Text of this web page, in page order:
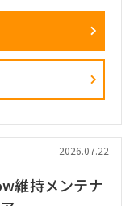
出張頻度が比較的少
ます。
、エスノグラフィ調
潜在課題の整理
の特定
成およびプレゼンテ
2026.07.22
維持メンテナ